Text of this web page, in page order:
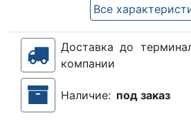
Все
Доставка до
компании
Наличие: под заказ